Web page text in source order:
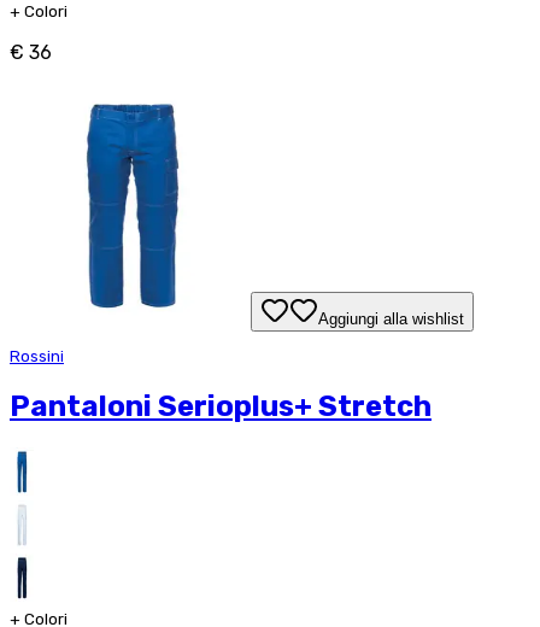
+ Colori
€ 36
Aggiungi alla wishlist
Rossini
Pantaloni Serioplus+ Stretch
+ Colori